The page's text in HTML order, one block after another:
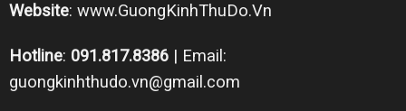
Website: www.GuongKinhThuDo.Vn
Hotline: 091.817.8386| Email:
guongkinhthudo.vn@gmail.com